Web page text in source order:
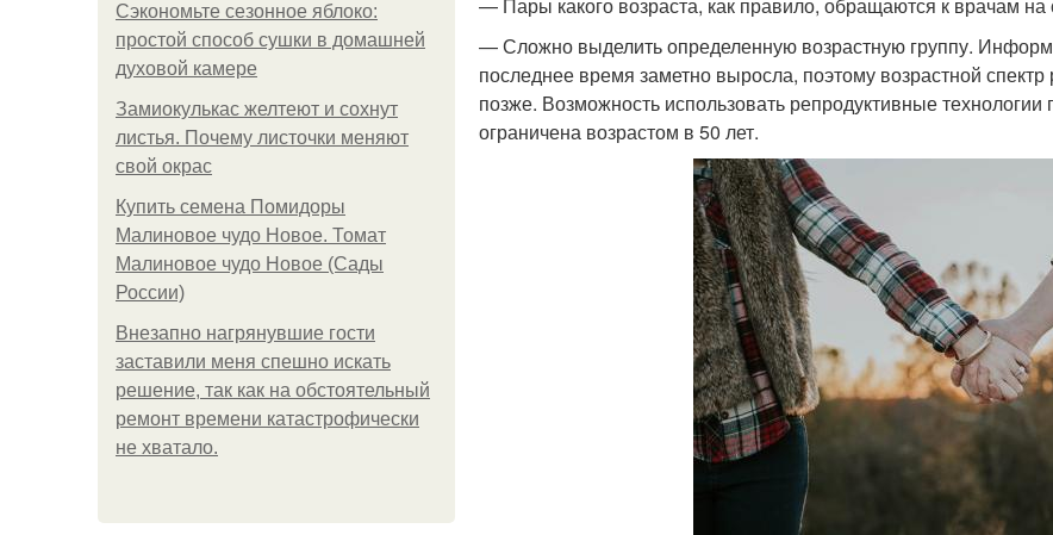
Сэкономьте сезонное яблоко:
простой способ сушки в домашней
духовой камере
Замиокулькас желтеют и сохнут
листья. Почему листочки меняют
свой окрас
Купить семена Помидоры
Малиновое чудо Новое. Томат
Малиновое чудо Новое (Сады
России)
Внезапно нагрянувшие гости
заставили меня спешно искать
решение, так как на обстоятельный
ремонт времени катастрофически
не хватало.
— Сложно выделить определенную возрастную группу.
последнее время заметно выросла, поэтому возрастной
позже. Возможность использовать репродуктивные технологии
ограничена возрастом в 50 лет.